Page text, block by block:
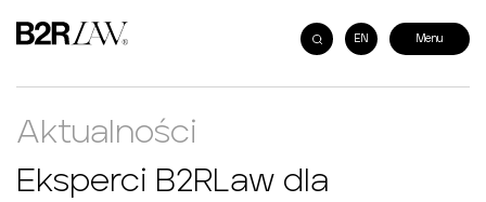
EN
Aktualności
Eksperci B2RLaw dla